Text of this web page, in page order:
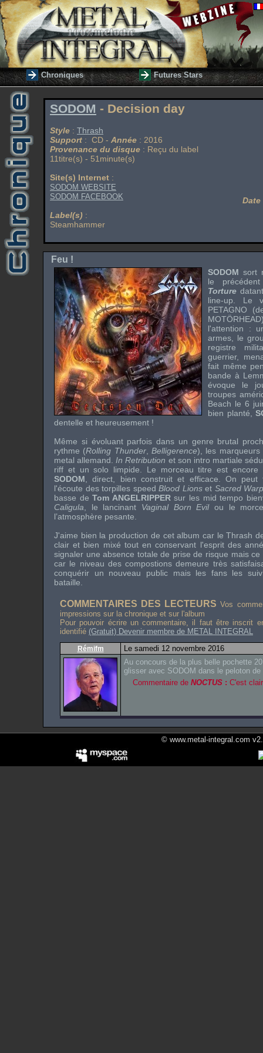
Chroniques Futures Stars
SODOM - Decision day
Style : Thrash
Support : CD - Année : 2016
Provenance du disque : Reçu du label
11titre(s) - 51minute(s)
Site(s) Internet :
SODOM WEBSITE
SODOM FACEBOOK
Label(s) :
Steamhammer
Feu !
SODOM sort
le
Torture
line-up . Le
PETAGNO
l'attention :
armes, le
registre
guerrier,
fait même
bande à
évoque le
troupes
Beach le 6
bien planté,
dentelle et heureusement !
Même si évoluant parfois dans un genre brutal
rythme (Rolling Thunder,Belligerence), les
metal allemand. In Retribution et son intro martiale
riff et unsolo limpide. Le morceau titre est encore
SODOM , direct, bien construit et efficace. On
l'écoute des torpilles speed Blood Lionset Sacred
basse deTom ANGELRIPPERsur les mid tempo
Caligula , le lancinant Vaginal Born Evilou le
l’atmosphère pesante.
J'aime bien la production de cet album car leThrash
clair et bien mixé tout en conservant l'esprit des
signaler une absence totale de prise de risque mais
car le niveau des compostions demeure très
conquérir un nouveau public mais les fans les
bataille.
COMMENTAIRES DES LECTEURS Vos
impressions sur la chronique et sur l'album
Pour pouvoir écrire un commentaire, il faut être inscrit
identifié (Gratuit) Devenir membre de METAL INTEGRAL
Rémifm
Le samedi 12 novembre 2016
Au concours de la plus belle pochette
glisser avec SODOM dans le peloton
Commentaire de NOCTUS : C'est
© www.metal-integral.com